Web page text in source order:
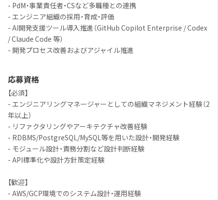
- PdM・事業責任者・CSなど多職種との連携
- エンジニア組織の採用・育成・評価
- AI開発支援ツール導入推進（GitHub Copilot Enterprise / Codex
/ Claude Code 等）
- 開発プロセス改善およびアジャイル推進
応募資格
【必須】
- エンジニアリングマネージャーとしての組織マネジメント経験（2
年以上）
- リファクタリングやアーキテクチャ改善経験
- RDBMS/PostgreSQL/MySQL等を用いた設計・開発経験
- モジュール設計・責務分割など設計判断経験
- API標準化や設計方針策定経験
【歓迎】
- AWS/GCP環境でのシステム設計・運用経験